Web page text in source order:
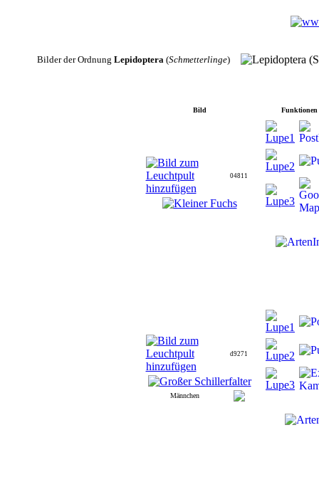
Bilder der Ordnung Lepidoptera(Schmetterlinge)
Bild Funktionen
04811
d9271
Männchen